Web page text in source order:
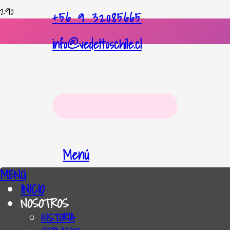
+56 9 32085665
info@vedettoschile.cl
Menú
MENÚ
INICIO
NOSOTROS
HISTORIA